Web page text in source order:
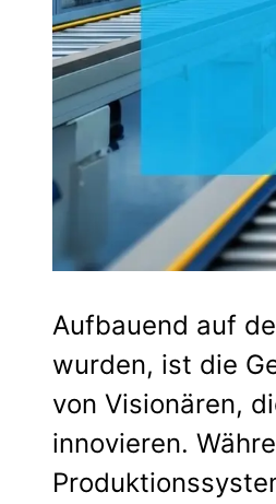
Aufbauend auf
wurden, ist die
von Visionären,
innovieren.